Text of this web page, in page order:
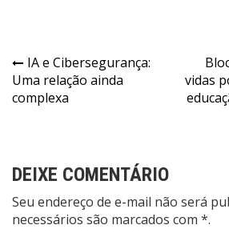
Navegação
de
IA e Cibersegurança:
Uma relação ainda
complexa
vidas
DEIXE COMENTÁRIO
Seu endereço de e-mail não será
necessários são marcados com *.